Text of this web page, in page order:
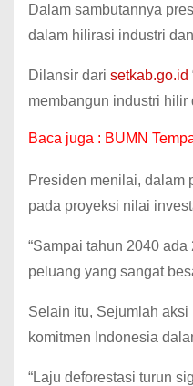
Dalam sambutannya
dalam hilirasi industri
Dilansir dari setkab.go.id
membangun industri hilir
Baca juga : BUMN
Presiden menilai, dalam
pada proyeksi nilai
“Sampai tahun 2040
peluang yang sangat
Selain itu, Sejumlah
komitmen Indonesia
“Laju deforestasi turun